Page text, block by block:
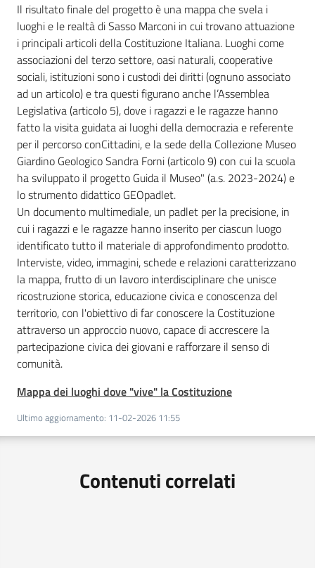
Novità
Servizi
Leggi Atti Bandi
Piani Programmi
Progetti
Il risultato finale del progetto è una mappa che svela i
luoghi e le realtà di Sasso Marconi in cui trovano attuazione
i principali articoli della Costituzione Italiana. Luoghi come
associazioni del terzo settore, oasi naturali, cooperative
sociali, istituzioni sono i custodi dei diritti (ognuno associato
ad un articolo) e tra questi figurano anche l’Assemblea
Legislativa (articolo 5), dove i ragazzi e le ragazze hanno
fatto la visita guidata ai luoghi della democrazia e referente
per il percorso conCittadini, e la sede della Collezione Museo
Giardino Geologico Sandra Forni (articolo 9) con cui la scuola
ha sviluppato il progetto Guida il Museo" (a.s. 2023-2024) e
lo strumento didattico GEOpadlet.
Un documento multimediale, un padlet per la precisione, in
cui i ragazzi e le ragazze hanno inserito per ciascun luogo
identificato tutto il materiale di approfondimento prodotto.
Interviste, video, immagini, schede e relazioni caratterizzano
la mappa, frutto di un lavoro interdisciplinare che unisce
ricostruzione storica, educazione civica e conoscenza del
territorio, con l'obiettivo di far conoscere la Costituzione
attraverso un approccio nuovo, capace di accrescere la
partecipazione civica dei giovani e rafforzare il senso di
comunità.
Mappa dei luoghi dove "vive" la Costituzione
Ultimo aggiornamento: 11-02-2026 11:55
Contenuti correlati